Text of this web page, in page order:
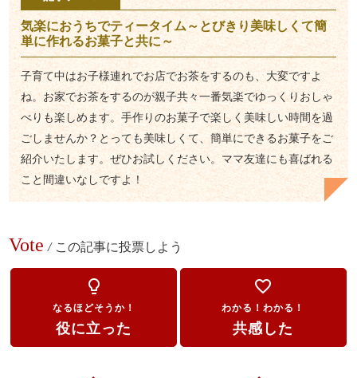
気楽におうちでティータイム～とびきり美味しくて簡
単に作れるお菓子と共に～
子育て中はお子様連れでお店でお茶をするのも、大変ですよ
ね。お家でお茶をするのが親子共々一番気楽でゆっくりおしゃ
べりも楽しめます。手作りのお菓子で楽しく美味しい時間を過
ごしませんか？とっても美味しくて、簡単にできるお菓子をご
紹介いたします。ぜひお試しください。ママ友達にも喜ばれる
こと間違いなしですよ！
Vote / この記事に投票しよう
lightbulb_outline
なるほどそうか！
役に立った
favorite_border
わかる！わかる！
共感した